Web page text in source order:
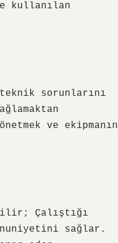
kullanılan
sorunlarını
ve ekipmanın
Çalıştığı
sağlar.